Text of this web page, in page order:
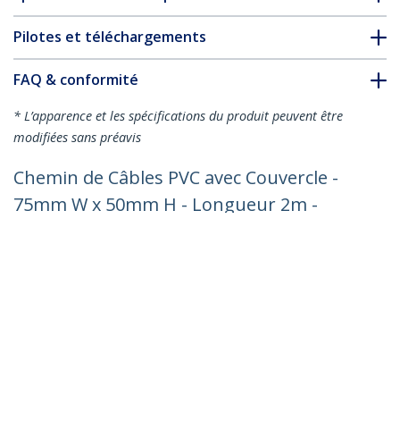
Pilotes et téléchargements
FAQ & conformité
* L’apparence et les spécifications du produit peuvent être
modifiées sans préavis
Chemin de Câbles PVC avec Couvercle -
75mm W x 50mm H - Longueur 2m -